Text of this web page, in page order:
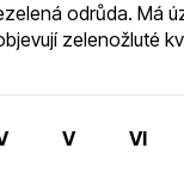
odrůda. Má
zelenožluté
V VI